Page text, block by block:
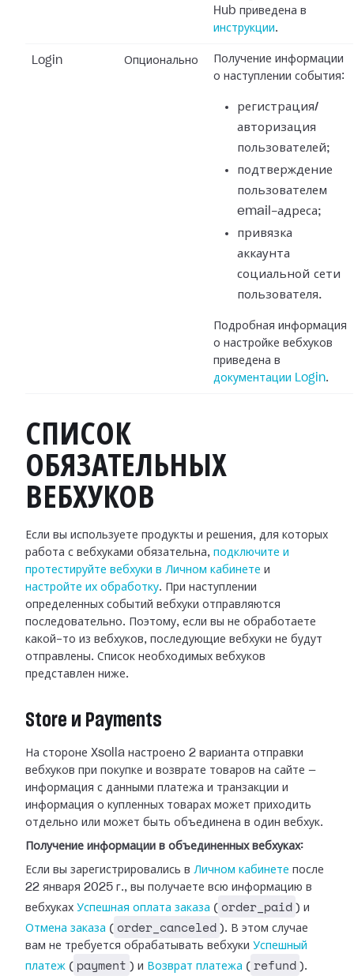
Hub приведена в
инструкции.
Login Опционально
Получение информации
о наступлении события:
регистрация/
авторизация
пользователей;
подтверждение
пользователем
email-адреса;
привязка
аккаунта
социальной сети
пользователя.
Подробная информация
о настройке вебхуков
приведена в
документации Login.
СПИСОК
ОБЯЗАТЕЛЬНЫХ
ВЕБХУКОВ
Если вы используете продукты и решения, для которых
работа с вебхуками обязательна, подключите и
протестируйте вебхуки в Личном кабинете и
настройте их обработку.
При наступлении
определенных событий вебхуки отправляются
последовательно.
Поэтому, если вы не обработаете
какой-то из вебхуков, последующие вебхуки не будут
отправлены. Список необходимых вебхуков
представлен ниже.
Store и Payments
На стороне Xsolla настроено 2 варианта отправки
вебхуков при покупке и возврате товаров на сайте —
информация с данными платежа и транзакции и
информация о купленных товарах может приходить
отдельно или может быть объединена в один вебхук.
Получение информации в объединенных вебхуках:
Если вы зарегистрировались в Личном кабинете после
22 января 2025 г., вы получаете всю информацию в
вебхуках Успешная оплата заказа ( order_paid ) и
Отмена заказа ( order_canceled ). В этом случае
вам не требуется обрабатывать вебхуки Успешный
платеж ( payment ) и Возврат платежа ( refund ).